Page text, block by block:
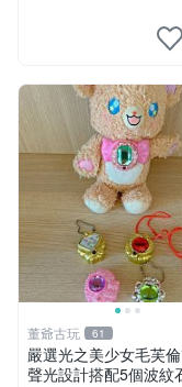
董爺古玩 61
嚴選光之美少女毛芙
聲光設計搭配5個波紋